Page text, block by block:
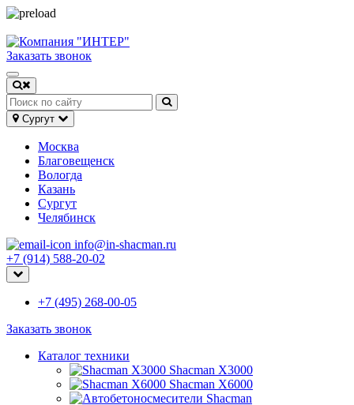
Заказать звонок
Сургут
Москва
Благовещенск
Вологда
Казань
Сургут
Челябинск
info@in-shacman.ru
+7 (914) 588-20-02
+7 (495) 268-00-05
Заказать звонок
Каталог техники
Shacman X3000
Shacman X6000